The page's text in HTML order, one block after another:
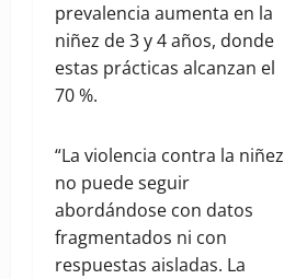
prevalencia aumenta en la
niñez de 3 y 4 años, donde
estas prácticas alcanzan el
70 %.
“La violencia contra la niñez
no puede seguir
abordándose con datos
fragmentados ni con
respuestas aisladas. La